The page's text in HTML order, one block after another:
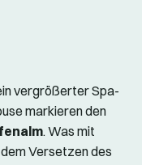
vergrößerter Spa-
markieren den
. Was mit
Versetzen des